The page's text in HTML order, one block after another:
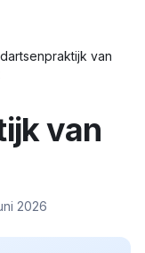
van
van
2026